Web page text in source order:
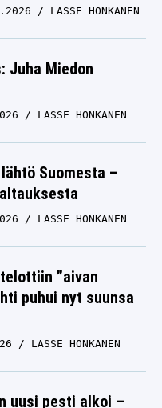
LASSE HONKANEN
Juha Miedon
LASSE HONKANEN
Suomesta –
LASSE HONKANEN
”aivan
puhui nyt suunsa
LASSE HONKANEN
uusi pesti alkoi –